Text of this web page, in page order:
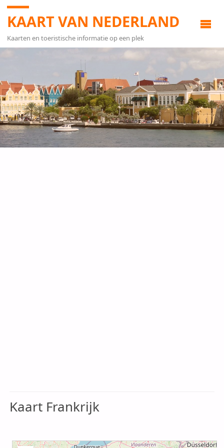
KAART VAN NEDERLAND
Kaarten en toeristische informatie op een plek
Kaart Frankrijk